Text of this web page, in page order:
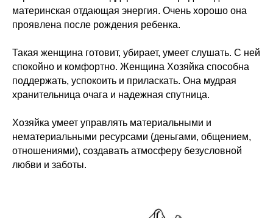
материнская отдающая энергия. Очень хорошо она
проявлена после рождения ребенка.
Такая женщина готовит, убирает, умеет слушать. С ней
спокойно и комфортно. Женщина Хозяйка способна
поддержать, успокоить и приласкать. Она мудрая
хранительница очага и надежная спутница.
Хозяйка умеет управлять материальными и
нематериальными ресурсами (деньгами, общением,
отношениями), создавать атмосферу безусловной
любви и заботы.